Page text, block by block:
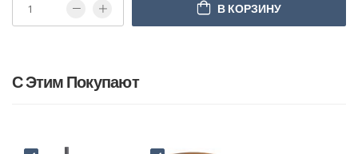
В КОРЗИНУ
С Этим Покупают